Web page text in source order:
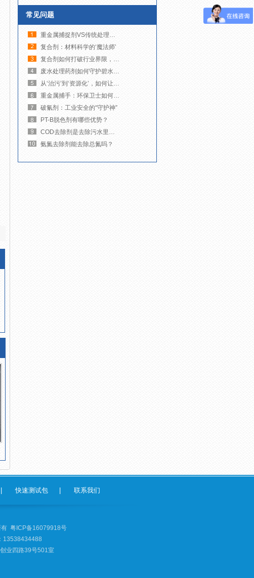
常见问题
重金属捕捉剂VS传统处理技术
复合剂：材料科学的‘魔法师’
复合剂如何打破行业界限，创造无限可能？
废水处理药剂如何守护碧水蓝天！
从‘治污’到‘资源化’，如何让废水变废为宝？
重金属捕手：环保卫士如何净化我们的水世界
破氰剂：工业安全的“守护神”
PT-B脱色剂有哪些优势？
COD去除剂是去除污水里的什么杂质？
氨氮去除剂能去除总氮吗？
快速测试包 联系我们
粤ICP备16079918号
13538434488
业四路39号501室